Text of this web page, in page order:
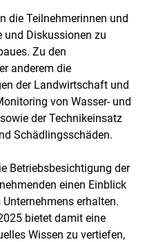
die Teilnehmerinnen und
und Diskussionen zu
Zu den
anderem die
der Landwirtschaft und
von Wasser- und
der Technikeinsatz
Schädlingsschäden.
Betriebsbesichtigung der
einen Einblick
erhalten.
bietet damit eine
Wissen zu vertiefen,